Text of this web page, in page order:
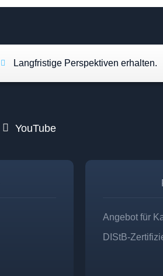
Langfristige Perspektiven erhalten.
YouTube
Angebot für
DIStB-